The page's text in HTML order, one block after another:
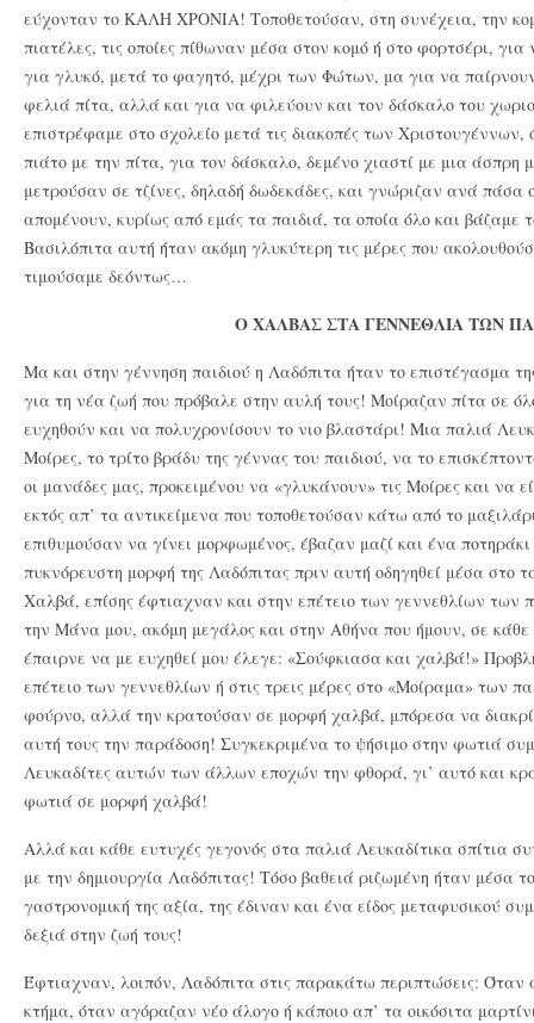
εύχονταν το ΚΑΛΗ ΧΡΟΝΙΑ! Τοποθετούσαν, στη συνέχεια, την
πιατέλες, τις οποίες πίθωναν μέσα στον κομό ή στο φορτσέρι,
για γλυκό, μετά το φαγητό, μέχρι των Φώτων, μα για να παίρνουν
φελιά πίτα, αλλά και για να φιλεύουν και τον δάσκαλο του
επιστρέφαμε στο σχολείο μετά τις διακοπές των
πιάτο με την πίτα, για τον δάσκαλο, δεμένο χιαστί με μια
μετρούσαν σε τζίνες, δηλαδή δωδεκάδες, και γνώριζαν ανά πάσα
απομένουν, κυρίως από εμάς τα παιδιά, τα οποία όλο και
Βασιλόπιτα αυτή ήταν ακόμη γλυκύτερη τις μέρες που
τιμούσαμε δεόντως…
Ο ΧΑΛΒΑΣ ΣΤΑ ΓΕΝΝΕΘΛΙΑ ΤΩΝ
Μα και στην γέννηση παιδιού η Λαδόπιτα ήταν το επιστέγασμα
για τη νέα ζωή που πρόβαλε στην αυλή τους! Μοίραζαν πίτα σε
ευχηθούν και να πολυχρονίσουν το νιο βλαστάρι! Μια παλιά
Μοίρες, το τρίτο βράδυ της γέννας του παιδιού, να το
οι μανάδες μας, προκειμένου να «γλυκάνουν» τις Μοίρες και να
εκτός απ’ τα αντικείμενα που τοποθετούσαν κάτω από το
επιθυμούσαν να γίνει μορφωμένος, έβαζαν μαζί και ένα
πυκνόρευστη μορφή της Λαδόπιτας πριν αυτή οδηγηθεί μέσα στο
Χαλβά, επίσης έφτιαχναν και στην επέτειο των γεννεθλίων των
την Μάνα μου, ακόμη μεγάλος και στην Αθήνα που ήμουν, σε κάθε
έπαιρνε να με ευχηθεί μου έλεγε: «Σούφκιασα και χαλβά!»
επέτειο των γεννεθλίων ή στις τρεις μέρες στο «Μοίραμα» των
φούρνο, αλλά την κρατούσαν σε μορφή χαλβά, μπόρεσα να
αυτή τους την παράδοση! Συγκεκριμένα το ψήσιμο στην φωτιά
Λευκαδίτες αυτών των άλλων εποχών την φθορά, γι’ αυτό και
φωτιά σε μορφή χαλβά!
Αλλά και κάθε ευτυχές γεγονός στα παλιά Λευκαδίτικα σπίτια
με την δημιουργία Λαδόπιτας! Τόσο βαθειά ριζωμένη ήταν μέσα
γαστρονομική της αξία, της έδιναν και ένα είδος μεταφυσικού
δεξιά στην ζωή τους!
Έφτιαχναν, λοιπόν, Λαδόπιτα στις παρακάτω περιπτώσεις: Όταν
κτήμα, όταν αγόραζαν νέο άλογο ή κάποιο απ’ τα οικόσιτα